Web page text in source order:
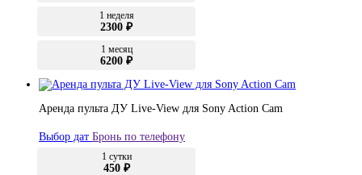
1 неделя
2300 ₽
1 месяц
6200 ₽
Аренда пульта ДУ Live‑View для Sony Action Cam
Выбор дат Бронь по телефону
1 сутки
450 ₽